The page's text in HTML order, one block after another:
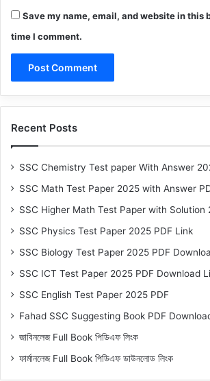
Save my name, email, and website in this
time I comment.
Recent Posts
SSC Chemistry Test paper With Answer
SSC Math Test Paper 2025 with Answer
SSC Higher Math Test Paper with Solution
SSC Physics Test Paper 2025 PDF Link
SSC Biology Test Paper 2025 PDF
SSC ICT Test Paper 2025 PDF Download
SSC English Test Paper 2025 PDF
Fahad SSC Suggesting Book PDF
জাবিনলেজ Full Book পিডিএফ লিংক
ফার্মানলেজ Full Book পিডিএফ ডাউনলোড লিংক